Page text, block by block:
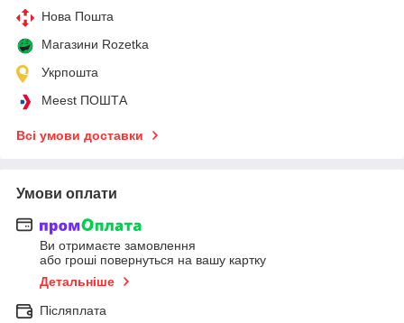
Нова Пошта
Магазини Rozetka
Укрпошта
Meest ПОШТА
Всі умови доставки
Умови оплати
Ви отримаєте замовлення
або гроші повернуться на вашу картку
Детальніше
Післяплата